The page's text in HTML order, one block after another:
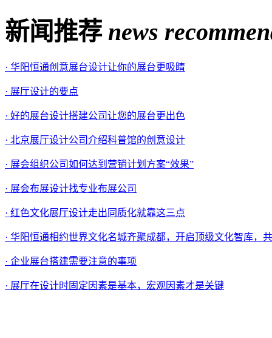
新闻推荐 news
· 华阳恒通创意展台设计让你的展台更吸睛
· 展厅设计的要点
· 好的展台设计搭建公司让您的展台更出色
· 北京展厅设计公司介绍科普馆的创意设计
· 展会组织公司如何达到营销计划方案“效果”
· 展会布展设计找专业布展公司
· 红色文化展厅设计走出同质化就靠这三点
· 华阳恒通相约世界文化名城齐聚成都，开启顶级文化智库，
· 企业展台搭建需要注意的事项
· 展厅在设计时固定因素是基本，宏观因素才是关键